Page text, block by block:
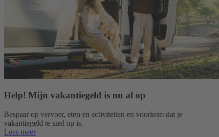
Help! Mijn vakantiegeld is nu al op
Bespaar op vervoer, eten en activiteiten en voorkom dat je
vakantiegeld te snel op is.
Lees meer